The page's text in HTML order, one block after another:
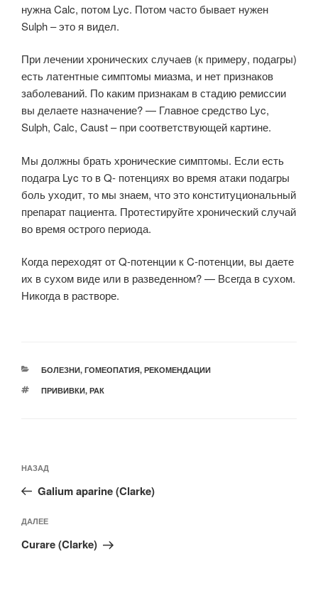
нужна Calc, потом Lyc. Потом часто бывает нужен
Sulph – это я видел.
При лечении хронических случаев (к примеру, подагры)
есть латентные симптомы миазма, и нет признаков
заболеваний. По каким признакам в стадию ремиссии
вы делаете назначение? — Главное средство Lyc,
Sulph, Calc, Caust – при соответствующей картине.
Мы должны брать хронические симптомы. Если есть
подагра Lyc то в Q- потенциях во время атаки подагры
боль уходит, то мы знаем, что это конституциональный
препарат пациента. Протестируйте хронический случай
во время острого периода.
Когда переходят от Q-потенции к C-потенции, вы даете
их в сухом виде или в разведенном? — Всегда в сухом.
Никогда в растворе.
РУБРИКИ
БОЛЕЗНИ, ГОМЕОПАТИЯ, РЕКОМЕНДАЦИИ
МЕТКИ
ПРИВИВКИ, РАК
по
записям
Предыдущая
запись:
НАЗАД
Galium aparine (Clarke)
Следующая
запись
ДАЛЕЕ
Curare (Clarke)